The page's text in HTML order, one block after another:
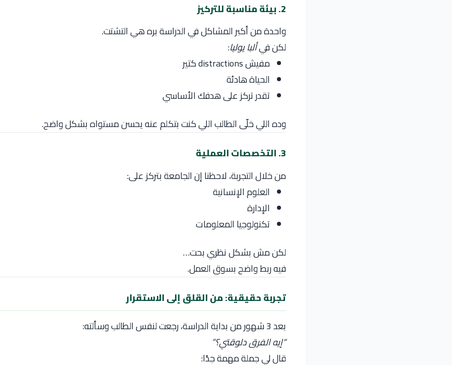
2. بيئة مناسبة للتركيز
واحدة من أكبر المشاكل في الدراسة بره هي التشتت.
لكن فيألبا يوليا:
مفيش distractions كتير
الحياة هادئة
تقدر تركز على هدفك الأساسي
وده اللي خلّى الطالب اللي كنت بتكلم عنه يحسن مستواه بشكل واضح.
3. التخصصات العملية
من خلال التجربة، لاحظنا إن الجامعة بتركز على:
العلوم الإنسانية
الإدارة
تكنولوجيا المعلومات
لكن مش بشكل نظري بحت…
فيه ربط واضح بسوق العمل.
تجربة حقيقية: من القلق إلى الاستقرار
بعد 3 شهور من بداية الدراسة، رجعت لنفس الطالب وسألته:
“إيه الفرق دلوقتي؟”
قال لي جملة مهمة جدًا: